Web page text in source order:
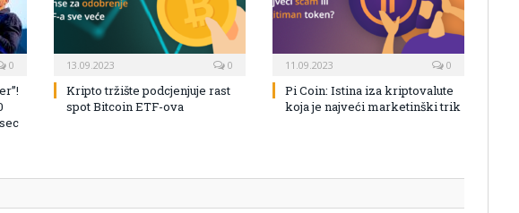
0 13.09.2023 0
Kripto tržište podcjenjuje rast
spot Bitcoin ETF-ova
11.09.2023 0
Pi Coin: Istina iza kriptovalute
koja je najveći marketinški trik